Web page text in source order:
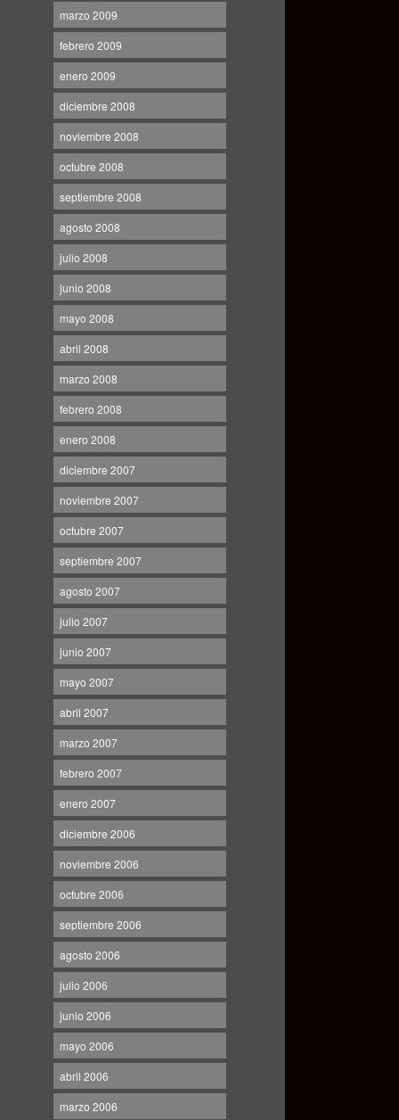
marzo 2009
febrero 2009
enero 2009
diciembre 2008
noviembre 2008
octubre 2008
septiembre 2008
agosto 2008
julio 2008
junio 2008
mayo 2008
abril 2008
marzo 2008
febrero 2008
enero 2008
diciembre 2007
noviembre 2007
octubre 2007
septiembre 2007
agosto 2007
julio 2007
junio 2007
mayo 2007
abril 2007
marzo 2007
febrero 2007
enero 2007
diciembre 2006
noviembre 2006
octubre 2006
septiembre 2006
agosto 2006
julio 2006
junio 2006
mayo 2006
abril 2006
marzo 2006